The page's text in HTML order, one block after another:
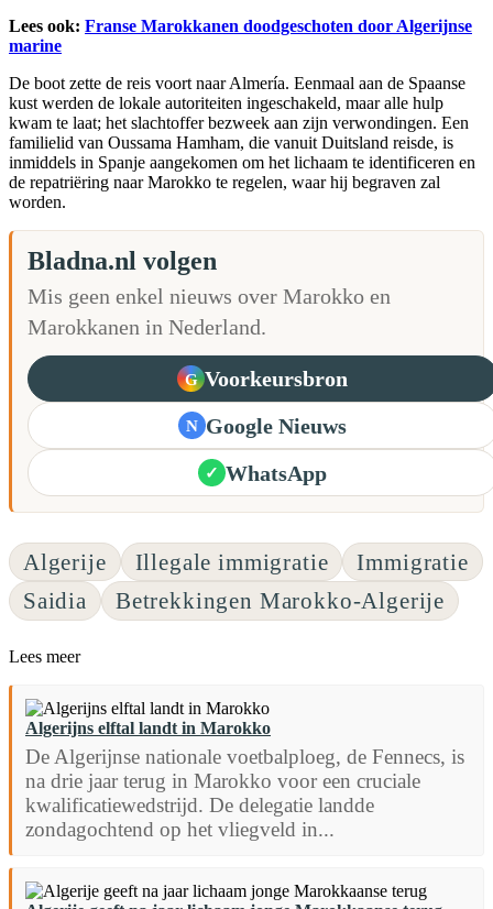
Lees ook: Franse Marokkanen doodgeschoten door Algerijnse
marine
De boot zette de reis voort naar Almería. Eenmaal aan de Spaanse
kust werden de lokale autoriteiten ingeschakeld, maar alle hulp
kwam te laat; het slachtoffer bezweek aan zijn verwondingen. Een
familielid van Oussama Hamham, die vanuit Duitsland reisde, is
inmiddels in Spanje aangekomen om het lichaam te identificeren en
de repatriëring naar Marokko te regelen, waar hij begraven zal
worden.
Bladna.nl volgen
Mis geen enkel nieuws over Marokko en
Marokkanen in Nederland.
G Voorkeursbron
N Google Nieuws
✓ WhatsApp
Algerije Illegale immigratie
Immigratie
Saidia
Betrekkingen Marokko-Algerije
Lees meer
Algerijns elftal landt in Marokko
De Algerijnse nationale voetbalploeg, de Fennecs, is
na drie jaar terug in Marokko voor een cruciale
kwalificatiewedstrijd. De delegatie landde
zondagochtend op het vliegveld in...